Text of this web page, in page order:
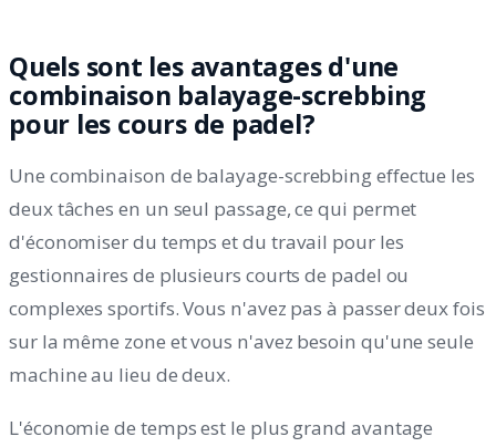
Quels sont les avantages d'une
combinaison balayage-screbbing
pour les cours de padel?
Une combinaison de balayage-screbbing effectue les
deux tâches en un seul passage, ce qui permet
d'économiser du temps et du travail pour les
gestionnaires de plusieurs courts de padel ou
complexes sportifs. Vous n'avez pas à passer deux fois
sur la même zone et vous n'avez besoin qu'une seule
machine au lieu de deux.
L'économie de temps est le plus grand avantage